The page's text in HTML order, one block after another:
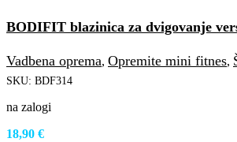
BODIFIT blazinica za dvigovanje
Vadbena oprema, Opremite mini fitnes,
SKU: BDF314
na zalogi
18,90 €